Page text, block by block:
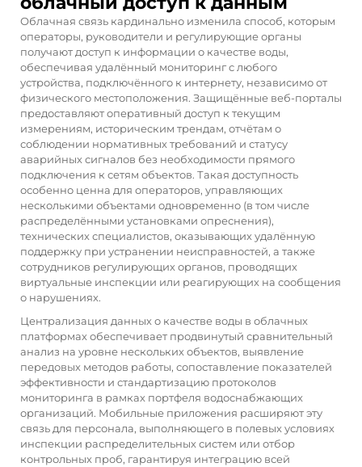
Облачная связь кардинально изменила способ, которым
операторы, руководители и регулирующие органы
получают доступ к информации о качестве воды,
обеспечивая удалённый мониторинг с любого
устройства, подключённого к интернету, независимо от
физического местоположения. Защищённые веб-порталы
предоставляют оперативный доступ к текущим
измерениям, историческим трендам, отчётам о
соблюдении нормативных требований и статусу
аварийных сигналов без необходимости прямого
подключения к сетям объектов. Такая доступность
особенно ценна для операторов, управляющих
несколькими объектами одновременно (в том числе
распределёнными установками опреснения),
технических специалистов, оказывающих удалённую
поддержку при устранении неисправностей, а также
сотрудников регулирующих органов, проводящих
виртуальные инспекции или реагирующих на сообщения
о нарушениях.
Централизация данных о качестве воды в облачных
платформах обеспечивает продвинутый сравнительный
анализ на уровне нескольких объектов, выявление
передовых методов работы, сопоставление показателей
эффективности и стандартизацию протоколов
мониторинга в рамках портфеля водоснабжающих
организаций. Мобильные приложения расширяют эту
связь для персонала, выполняющего в полевых условиях
инспекции распределительных систем или отбор
контрольных проб, гарантируя интеграцию всей